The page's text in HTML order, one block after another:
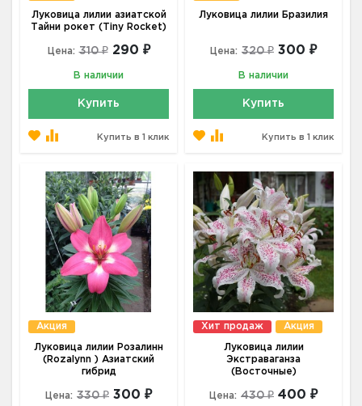
Луковица лилии азиатской
Тайни рокет (Tiny Rocket)
Цена: 310 ₽ 290 ₽
В наличии
Купить
Купить в 1 клик
Луковица лилии Бразилия
Цена: 320 ₽ 300 ₽
В наличии
Купить
Купить в 1 клик
Акция
Луковица лилии Розалинн
(Rozalynn ) Азиатский
гибрид
Цена: 330 ₽ 300 ₽
Хит продаж Акция
Луковица лилии
Экстраваганза
(Восточные)
Цена: 430 ₽ 400 ₽